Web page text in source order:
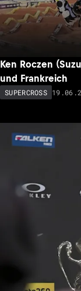
Ken Roczen
und Frankreich
SUPERCROSS